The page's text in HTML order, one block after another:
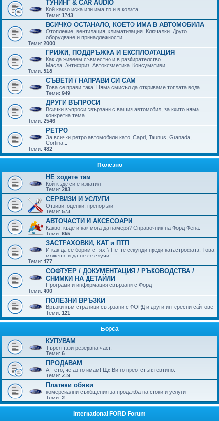
ТУНИНГ & CAR AUDIO
Кой какво иска или има по и в колата
Теми: 1743
ВСИЧКО ОСТАНАЛО, КОЕТО ИМА В АВТОМОБИЛА
Отопление, вентилация, климатизация. Ключалки. Друго
оборудване и принадлежности.
Теми: 2000
ГРИЖИ, ПОДДРЪЖКА И ЕКСПЛОАТАЦИЯ
Как да живеем съвместно и в разбирателство.
Масла. Антифриз. Автокозметика. Консумативи.
Теми: 818
СЪВЕТИ / НАПРАВИ СИ САМ
Това се прави така! Няма смисъл да откриваме топлата вода.
Теми: 949
ДРУГИ ВЪПРОСИ
Всички въпроси свързани с вашия автомобил, за които няма
конкретна тема.
Теми: 2546
РЕТРО
За всички ретро автомобили като: Capri, Taunus, Granada,
Cortina...
Теми: 482
Полезно
НЕ ходете там
Кой къде си е изпатил
Теми: 203
СЕРВИЗИ И УСЛУГИ
Отзиви, оценки, препоръки
Теми: 573
АВТОЧАСТИ И АКСЕСОАРИ
Какво, къде и как мога да намеря? Справочник на Форд Фена.
Теми: 655
ЗАСТРАХОВКИ, КАТ и ПТП
И как да се борим с тях!? Петте секунди преди катастрофата. Това
можеше и да не се случи.
Теми: 477
СОФТУЕР / ДОКУМЕНТАЦИЯ / РЪКОВОДСТВА /
СНИМКИ НА ДЕТАЙЛИ
Програми и информация свързани с Форд
Теми: 400
ПОЛЕЗНИ ВРЪЗКИ
Връзки към страници свързани с ФОРД и други интересни сайтове
Теми: 121
Борса
КУПУВАМ
Търся тази резервна част.
Теми: 6
ПРОДАВАМ
А - ето, че аз го имам! Ще Ви го преотстъпя евтино.
Теми: 219
Платени обяви
комерсиални съобщения за продажба на стоки и услуги
Теми: 2
International FORD Forum